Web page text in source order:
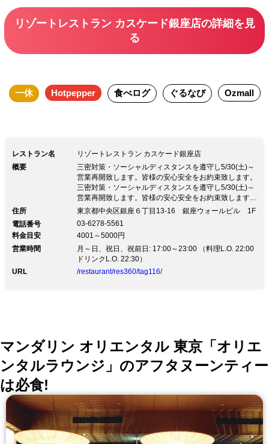
リーでは自家製ローストビーフを使用し
たサンドなど堪能できる。 ドリンクは
ビュッフェご用意。20種類以上の紅茶が
ったりとしたラグジュアリー空間で上質
ューが一部変更となる場合もございます
※アレルギー対応は場合によりお断りさ
せて頂く事がございます。詳しくは店舗
までお問合せ下さいませ。
リゾートレストラン カスケード銀座店の詳細を見
る
一休 Hotpepper 食べログ ぐるなび Ozmall
レストラン名
リゾートレストラン カスケード銀座店
概要
三密対策・ソーシャルディスタンスを遵守し5/30(土)～
営業再開致します。皆様の安心安全をお約束致します。
三密対策・ソーシャルディスタンスを遵守し5/30(土)～
営業再開致します。皆様の安心安全をお約束致します。
[歓迎会][送別会][誕生日][記念日][女子会][二次会] [同窓会]
様のご要望・利用シーンに応じてメインダイニングフロ
アの他、 半個室・完全個室や大型スクリーン＆プロジ
ェクター完備のVIP個室など各種ご用意しております。
30名様以上ならフロア貸切がオススメです！ 専属パー
ティースタッフがお問い合わせから下見、打ち合わせ、
住所
東京都中央区銀座６丁目13-16 銀座ウォールビル 1F
電話番号
03-6278-5561
料金目安
4001～5000円
営業時間
月～日、祝日、祝前日: 17:00～23:00 （料理L.O. 22:00
ドリンクL.O. 22:30）
URL
/restaurant/res360/tag116/
マンダリン オリエンタル 東京「オリエ
ンタルラウンジ」のアフタヌーンティー
は必食!